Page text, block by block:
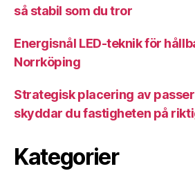
så stabil som du tror
Energisnål LED-teknik för
Norrköping
Strategisk placering av
skyddar du fastigheten på
Kategorier